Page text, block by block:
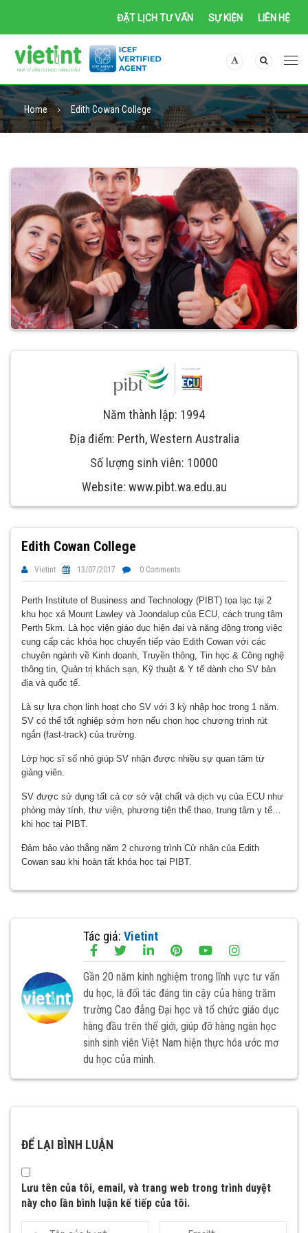
ĐẶT LỊCH TƯ VẤN SỰ KIỆN LIÊN HỆ
Home Edith Cowan College
Năm thành lập: 1994
Địa điểm: Perth, Western Australia
Số lượng sinh viên: 10000
Website: www.pibt.wa.edu.au
Edith Cowan College
Vietint 13/07/2017 0 Comments
Perth Institute of Business and Technology (PIBT) tọa lạc tại 2
khu học xá Mount Lawley và Joondalup của ECU, cách trung tâm
Perth 5km. Là học viện giáo dục hiện đại và năng động trong việc
cung cấp các khóa học chuyển tiếp vào Edith Cowan với các
chuyên ngành về Kinh doanh, Truyền thông, Tin học & Công nghệ
thông tin, Quản trị khách sạn, Kỹ thuật & Y tế dành cho SV bản
địa và quốc tế.
Là sự lựa chọn linh hoạt cho SV với 3 kỳ nhập học trong 1 năm.
SV có thể tốt nghiệp sớm hơn nếu chọn học chương trình rút
ngắn (fast-track) của trường.
Lớp học sĩ số nhỏ giúp SV nhận được nhiều sự quan tâm từ
giảng viên.
SV được sử dụng tất cả cơ sở vật chất và dịch vụ của ECU như
phòng máy tính, thư viện, phương tiện thể thao, trung tâm y tế…
khi học tại PIBT.
Đảm bảo vào thẳng năm 2 chương trình Cử nhân của Edith
Cowan sau khi hoàn tất khóa học tại PIBT.
Tác giả: Vietint
Gần 20 năm kinh nghiệm trong lĩnh vực tư vấn
du học, là đối tác đáng tin cậy của hàng trăm
trường Cao đẳng Đại học và tổ chức giáo dục
hàng đầu trên thế giới, giúp đỡ hàng ngàn học
sinh sinh viên Việt Nam hiện thực hóa ước mơ
du học của mình.
ĐỂ LẠI BÌNH LUẬN
Lưu tên của tôi, email, và trang web trong trình duyệt
này cho lần bình luận kế tiếp của tôi.